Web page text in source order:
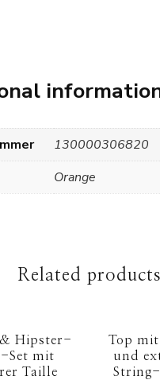
130000306820
Orange
Related products
Hipster-
Set mit
Taille
Top
und